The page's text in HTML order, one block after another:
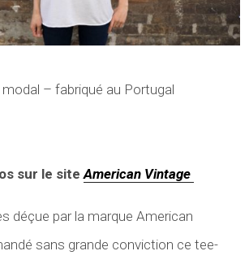
– fabriqué au Portugal
sur le siteAmerican Vintage
déçue par la marque American
sans grande conviction ce tee-